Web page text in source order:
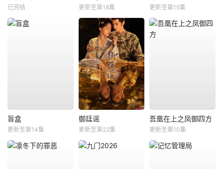
已完结 更新至第18集 更新至第15集
盲盒
更新至第14集
御廷谣
更新至第22集
吾凰在上之凤御四方
更新至第10集